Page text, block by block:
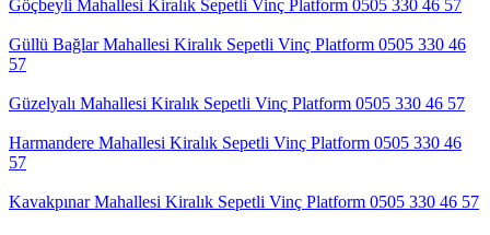
Göçbeyli Mahallesi Kiralık Sepetli Vinç Platform 0505 330 46 57
Güllü Bağlar Mahallesi Kiralık Sepetli Vinç Platform 0505 330 46
57
Güzelyalı Mahallesi Kiralık Sepetli Vinç Platform 0505 330 46 57
Harmandere Mahallesi Kiralık Sepetli Vinç Platform 0505 330 46
57
Kavakpınar Mahallesi Kiralık Sepetli Vinç Platform 0505 330 46 57